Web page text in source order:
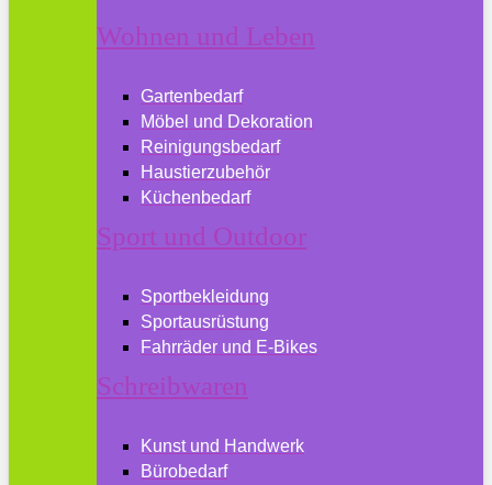
Wohnen und Leben
Gartenbedarf
Möbel und Dekoration
Reinigungsbedarf
Haustierzubehör
Küchenbedarf
Sport und Outdoor
Sportbekleidung
Sportausrüstung
Fahrräder und E-Bikes
Schreibwaren
Kunst und Handwerk
Bürobedarf